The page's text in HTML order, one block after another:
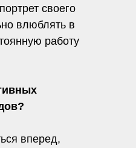
своего
влюблять в
работу
вперед,